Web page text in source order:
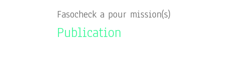
Fasocheck a pour mission(s)
Publication